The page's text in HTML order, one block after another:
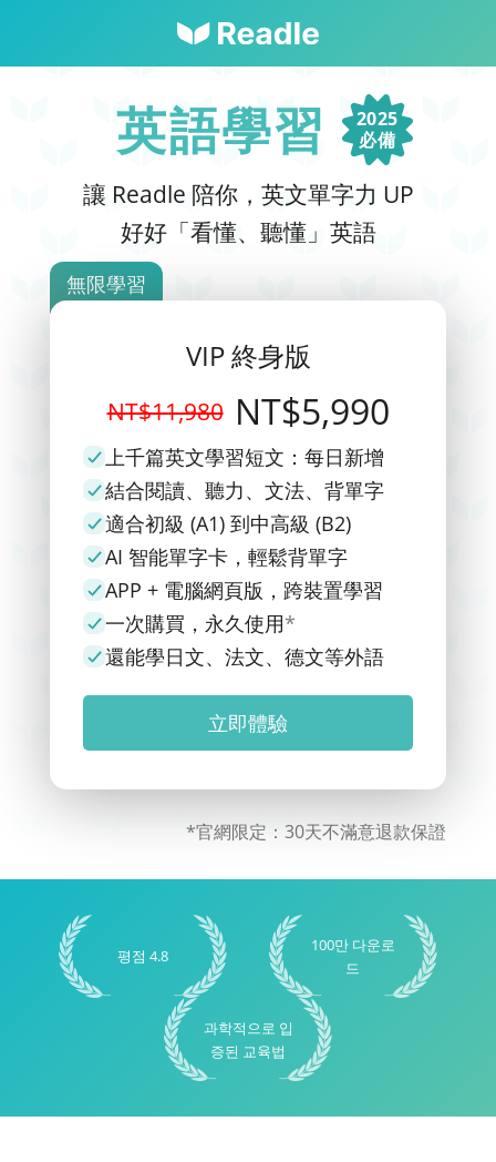
英語學習
2025
必備
讓 Readle 陪你，英文單字力 UP
好好「看懂、聽懂」英語
無限學習
VIP 終身版
NT$11,980 NT$5,990
上千篇英文學習短文：每日新增
結合閱讀、聽力、文法、背單字
適合初級 (A1) 到中高級 (B2)
AI 智能單字卡，輕鬆背單字
APP + 電腦網頁版，跨裝置學習
一次購買，永久使用*
還能學日文、法文、德文等外語
立即體驗
*官網限定：30天不滿意退款保證
평점 4.8
100만 다운로
드
과학적으로 입
증된 교육법